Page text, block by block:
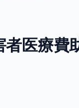
者医療費